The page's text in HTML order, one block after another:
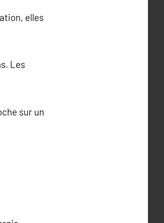
elles
Les
sur un